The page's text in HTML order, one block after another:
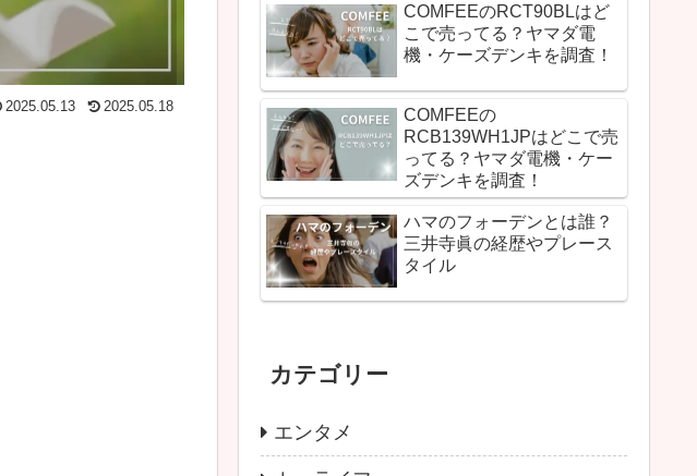
2025.05.13 2025.05.18
COMFEEのRCT90BLはど
こで売ってる？ヤマダ電
機・ケーズデンキを調査！
COMFEEの
RCB139WH1JPはどこで売
ってる？ヤマダ電機・ケー
ズデンキを調査！
ハマのフォーデンとは誰？
三井寺眞の経歴やプレース
タイル
カテゴリー
エンタメ